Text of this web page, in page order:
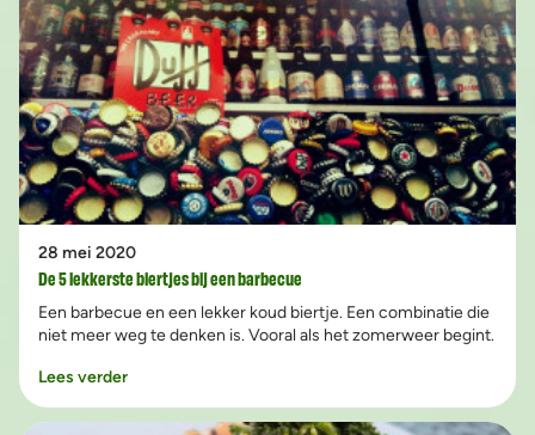
28 mei 2020
De 5 lekkerste biertjes bij een barbecue
Een barbecue en een lekker koud biertje. Een combinatie die
niet meer weg te denken is. Vooral als het zomerweer begint.
Lees verder